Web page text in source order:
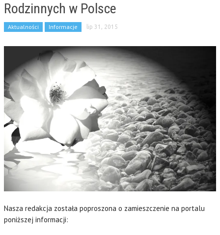
Rodzinnych w Polsce
Aktualności Informacje lip 31, 2015
Nasza redakcja została poproszona o zamieszczenie na portalu
poniższej informacji: